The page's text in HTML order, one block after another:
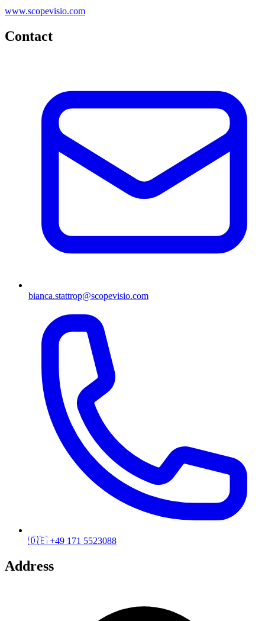
www.scopevisio.com
Contact
bianca.stattrop@scopevisio.com
🇩🇪 +49 171 5523088
Address